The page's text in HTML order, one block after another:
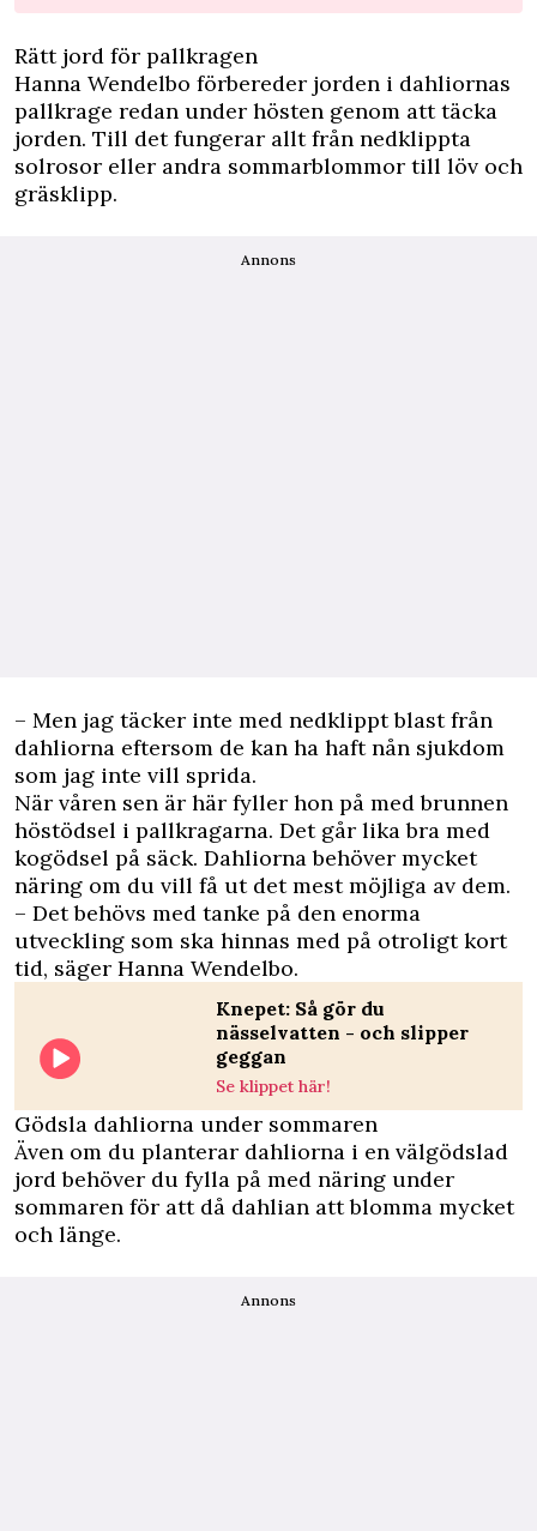
Rätt jord för pallkragen
Hanna Wendelbo förbereder jorden i dahliornas
pallkrage redan under hösten genom att täcka
jorden. Till det fungerar allt från nedklippta
solrosor eller andra sommarblommor till löv och
gräsklipp.
Annons
– Men jag täcker inte med nedklippt blast från
dahliorna eftersom de kan ha haft nån sjukdom
som jag inte vill sprida.
När våren sen är här fyller hon på med brunnen
höstödsel i pallkragarna. Det går lika bra med
kogödsel på säck. Dahliorna behöver mycket
näring om du vill få ut det mest möjliga av dem.
– Det behövs med tanke på den enorma
utveckling som ska hinnas med på otroligt kort
tid, säger Hanna Wendelbo.
Knepet: Så gör du
nässelvatten - och slipper
geggan
Se klippet här!
Gödsla dahliorna under sommaren
Även om du planterar dahliorna i en välgödslad
jord behöver du fylla på med näring under
sommaren för att då dahlian att blomma mycket
och länge.
Annons